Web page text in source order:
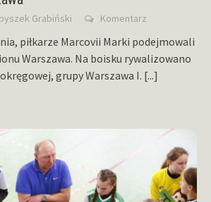
Grabiński Komentarz
piłkarze Marcovii Marki podejmowali
Warszawa. Na boisku rywalizowano
grupy Warszawa I. [...]